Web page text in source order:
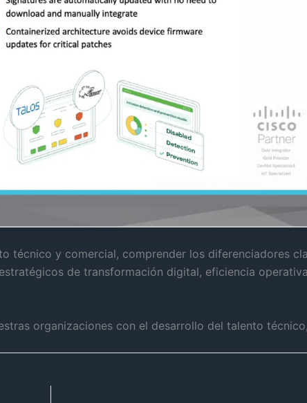
técnico y comercial, comprender los diferenciadores
de transformación digital, eficiencia
organizaciones con el desarrollo del talento